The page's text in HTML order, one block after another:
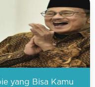
yang Bisa Kamu